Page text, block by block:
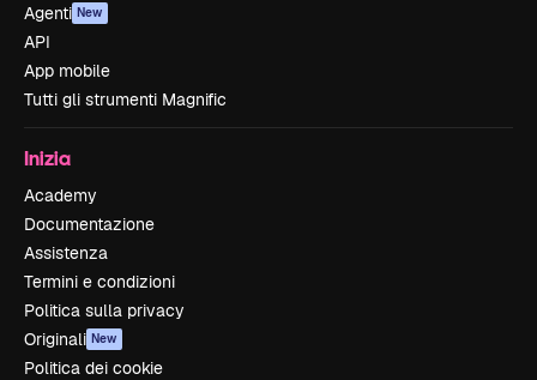
Agenti New
API
App mobile
Tutti gli strumenti Magnific
Inizia
Academy
Documentazione
Assistenza
Termini e condizioni
Politica sulla privacy
Originali New
Politica dei cookie